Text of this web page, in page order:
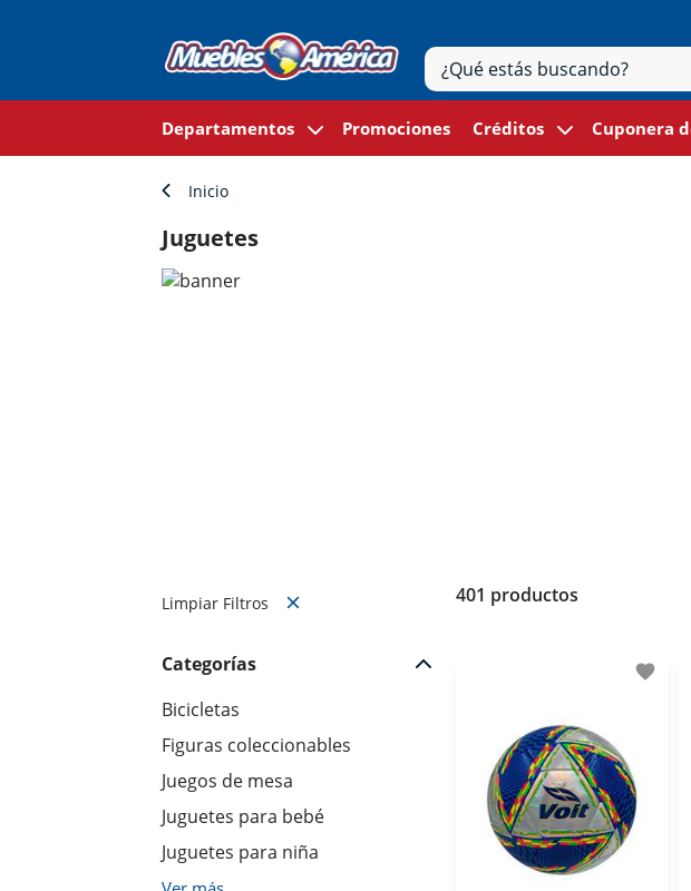
Departamentos Promociones Créditos Cuponera
Inicio
Juguetes
Limpiar Filtros
Categorías
Bicicletas
Figuras coleccionables
Juegos de mesa
Juguetes para bebé
Juguetes para niña
401 productos
favorite